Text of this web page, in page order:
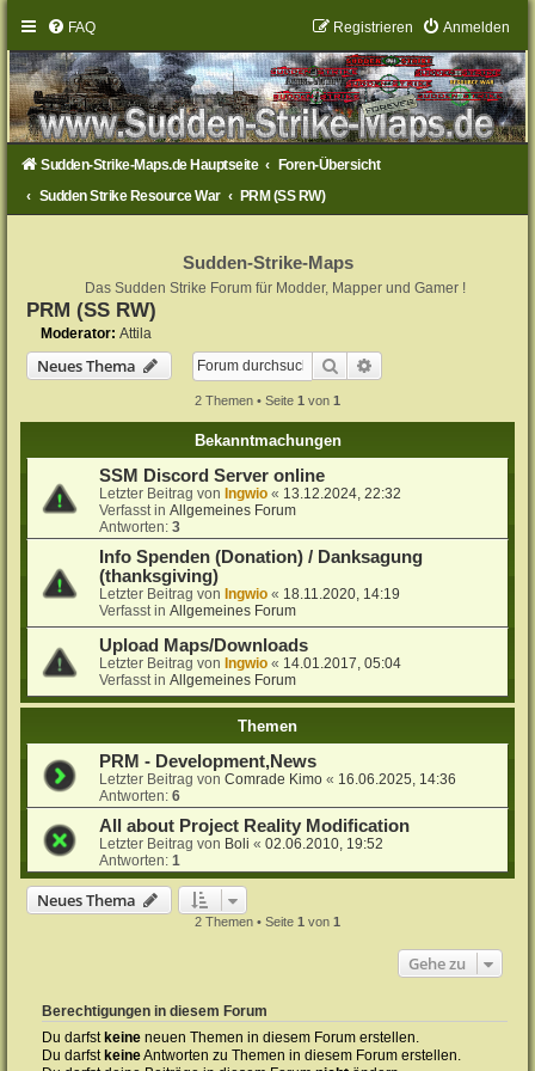
FAQ Anmelden
Registrieren
Sudden-Strike-Maps.de Hauptseite
Foren-Übersicht
Sudden Strike Resource War
PRM (SS RW)
Sudden-Strike-Maps
Das Sudden Strike Forum für Modder, Mapper und Gamer !
PRM (SS RW)
Moderator: Attila
Neues Thema Suche
2 Themen • Seite 1 von 1
Bekanntmachungen
SSM Discord Server online
Letzter Beitrag vonIngwio « 13.12.2024, 22:32
Verfasst inAllgemeines Forum
Antworten:3
Info Spenden (Donation) / Danksagung
(thanksgiving)
Letzter Beitrag vonIngwio « 18.11.2020, 14:19
Verfasst inAllgemeines Forum
Upload Maps/Downloads
Letzter Beitrag vonIngwio « 14.01.2017, 05:04
Verfasst inAllgemeines Forum
Themen
PRM - Development,News
Letzter Beitrag vonComrade Kimo « 16.06.2025, 14:36
Antworten:6
All about Project Reality Modification
Letzter Beitrag von Boli «02.06.2010, 19:52
Antworten:1
Neues Thema
2 Themen • Seite 1 von 1
Gehe zu
Berechtigungen in diesem Forum
Du darfstkeine neuen Themen in diesem Forum erstellen.
Du darfstkeineAntworten zu Themen in diesem Forum erstellen.